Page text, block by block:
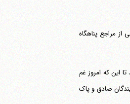
از مراجع پناهگاه
این که امروز غم
صادق و پاک